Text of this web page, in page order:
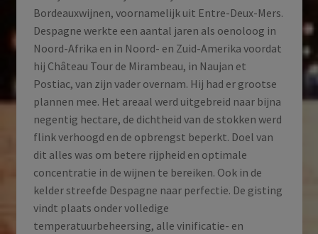
Bordeauxwijnen, voornamelijk uit Entre-Deux-Mers.
Despagne werkte een aantal jaren als oenoloog in
Noord-Afrika en in Noord- en Zuid-Amerika voordat
hij Château Tour de Mirambeau, in Naujan et
Postiac, van zijn vader overnam. Hij had er grootse
plannen mee. Het areaal werd uitgebreid naar bijna
negentig hectare, de dichtheid van de stokken werd
flink verhoogd en de opbrengst beperkt. Doel van
dit alles was om betere rijpheid en optimale
concentratie in de wijnen te bereiken. Ook in de
kelder streefde Despagne naar perfectie. De gisting
vindt plaats onder volledige
temperatuurbeheersing, alle vinificatie- en